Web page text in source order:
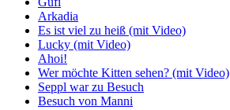
Arkadia
Es ist viel zu heiß (mit Video)
Lucky (mit Video)
Ahoi!
Wer möchte Kitten sehen? (mit Video)
Seppl war zu Besuch
Besuch von Manni